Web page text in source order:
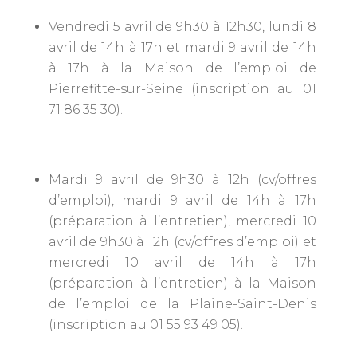
Vendredi 5 avril de 9h30 à 12h30, lundi 8
avril de 14h à 17h et mardi 9 avril de 14h
à 17h à la Maison de l’emploi de
Pierrefitte-sur-Seine (inscription au 01
71 86 35 30).
Mardi 9 avril de 9h30 à 12h (cv/offres
d’emploi), mardi 9 avril de 14h à 17h
(préparation à l’entretien), mercredi 10
avril de 9h30 à 12h (cv/offres d’emploi) et
mercredi 10 avril de 14h à 17h
(préparation à l’entretien) à la Maison
de l’emploi de la Plaine-Saint-Denis
(inscription au 01 55 93 49 05).